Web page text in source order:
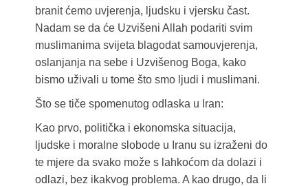
branit ćemo uvjerenja, ljudsku i vjersku čast.
Nadam se da će Uzvišeni Allah podariti svim
muslimanima svijeta blagodat samouvjerenja,
oslanjanja na sebe i Uzvišenog Boga, kako
bismo uživali u tome što smo ljudi i muslimani.
Što se tiče spomenutog odlaska u Iran:
Kao prvo, politička i ekonomska situacija,
ljudske i moralne slobode u Iranu su izraženi do
te mjere da svako može s lahkoćom da dolazi i
odlazi, bez ikakvog problema. A kao drugo, da li